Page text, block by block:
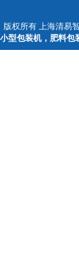
版权所有 上海清易
小型包装机， 肥料包